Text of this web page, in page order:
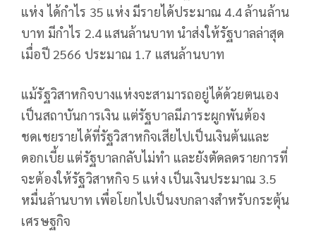
แห่ง ได้กำไร 35 แห่ง มีรายได้ประมาณ 4.4 ล้านล้าน
บาท มีกำไร 2.4 แสนล้านบาท นำส่งให้รัฐบาลล่าสุด
เมื่อปี 2566 ประมาณ 1.7 แสนล้านบาท
แม้รัฐวิสาหกิจบางแห่งจะสามารถอยู่ได้ด้วยตนเอง
เป็นสถาบันการเงิน แต่รัฐบาลมีภาระผูกพันต้อง
ชดเชยรายได้ที่รัฐวิสาหกิจเสียไปเป็นเงินต้นและ
ดอกเบี้ย แต่รัฐบาลกลับไม่ทำ และยังตัดลดรายการที่
จะต้องให้รัฐวิสาหกิจ 5 แห่ง เป็นเงินประมาณ 3.5
หมื่นล้านบาท เพื่อโยกไปเป็นงบกลางสำหรับกระตุ้น
เศรษฐกิจ